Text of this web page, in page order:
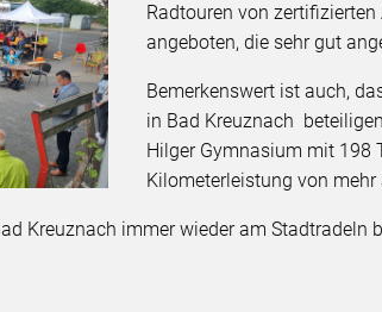
Radtouren von zertifizierten
angeboten, die sehr gut
Bemerkenswert ist auch,
in Bad Kreuznach
Hilger Gymnasium mit 198
Kilometerleistung von
Kreuznach immer wieder am Stadtradeln